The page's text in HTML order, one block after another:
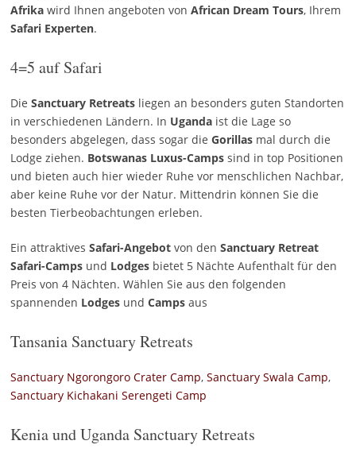
Afrikawird Ihnen angeboten von African Dream Tours, Ihrem
Safari Experten.
4=5 auf Safari
Die Sanctuary Retreatsliegen an besonders guten Standorten
in verschiedenen Ländern. In Ugandaist die Lage so
besonders abgelegen, dass sogar die Gorillasmal durch die
Lodge ziehen. Botswanas Luxus-Camps sind in top Positionen
und bieten auch hier wieder Ruhe vor menschlichen Nachbar,
aber keine Ruhe vor der Natur. Mittendrin können Sie die
besten Tierbeobachtungen erleben.
Ein attraktives Safari-Angebotvon den Sanctuary Retreat
Safari-Campsund Lodgesbietet 5 Nächte Aufenthalt für den
Preis von 4 Nächten. Wählen Sie aus den folgenden
spannenden Lodgesund Campsaus
Tansania Sanctuary Retreats
Sanctuary Ngorongoro Crater Camp, Sanctuary Swala Camp,
Sanctuary Kichakani Serengeti Camp
Kenia und Uganda Sanctuary Retreats